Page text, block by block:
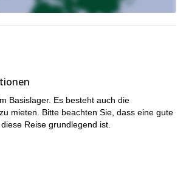
Basislager. Es besteht auch die
mieten. Bitte beachten Sie, dass eine gute
Reise grundlegend ist.